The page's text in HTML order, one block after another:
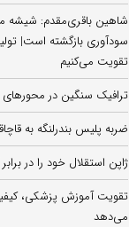
شاهین باقری‌مقدم: شیشه
سودآوری بازگشته است|
تقویت می‌کنیم
ترافیک سنگین در محورهای
ضربه پلیس بندرلنگه به
ژاپن استقلال خود را در
تقویت آموزش پزشکی،
می‌دهد